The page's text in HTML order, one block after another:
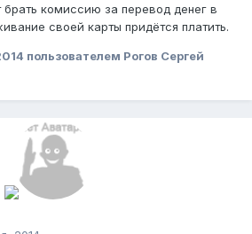
брать комиссию за перевод денег в
своей карты придётся платить.
пользователем Рогов Сергей